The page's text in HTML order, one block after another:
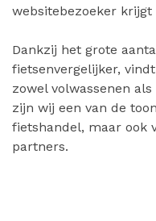
websitebezoeker
Dankzij het grote
fietsenvergelijker,
zowel volwassenen
zijn wij een van de
fietshandel, maar ook
partners.